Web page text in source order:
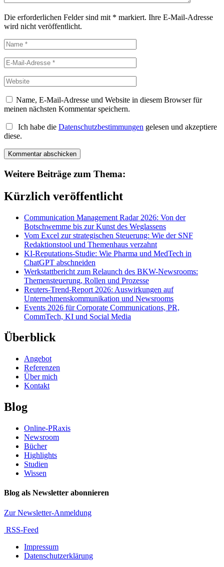
Die erforderlichen Felder sind mit * markiert. Ihre E-Mail-Adresse
wird nicht veröffentlicht.
Name, E-Mail-Adresse und Website in diesem Browser für
meinen nächsten Kommentar speichern.
Ich habe die Datenschutzbestimmungen gelesen und akzeptiere
diese.
Weitere Beiträge zum Thema:
Kürzlich veröffentlicht
Communication Management Radar 2026: Von der
Botschwemme bis zur Kunst des Weglassens
Vom Excel zur strategischen Steuerung: Wie der SNF
Redaktionstool und Themenhaus verzahnt
KI-Reputations-Studie: Wie Pharma und MedTech in
ChatGPT abschneiden
Werkstattbericht zum Relaunch des BKW-Newsrooms:
Themensteuerung, Rollen und Prozesse
Reuters-Trend-Report 2026: Auswirkungen auf
Unternehmenskommunikation und Newsrooms
Events 2026 für Corporate Communications, PR,
CommTech, KI und Social Media
Überblick
Angebot
Referenzen
Über mich
Kontakt
Blog
Online-PRaxis
Newsroom
Bücher
Highlights
Studien
Wissen
Blog als Newsletter abonnieren
Zur Newsletter-Anmeldung
RSS-Feed
Impressum
Datenschutzerklärung